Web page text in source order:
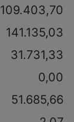
109.403,70
141.135,03
31.731,33
0,00
51.685,66